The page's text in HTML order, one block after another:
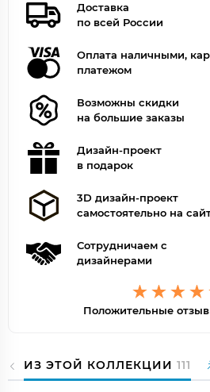
Доставка
по всей России
Оплата наличными,
платежом
Возможны скидки
на большие заказы
Дизайн-проект
в подарок
3D дизайн-проект
самостоятельно на
Сотрудничаем с
дизайнерами
Положительные
ИЗ ЭТОЙ КОЛЛЕКЦИИ 111